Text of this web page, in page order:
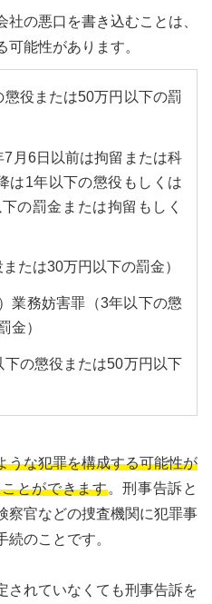
の悪口を書き込むことは、
可能性があります。
役または50万円以下の罰
月6日以前は拘留または科
は1年以下の懲役もしくは
の罰金または拘留もしく
たは30万円以下の罰金）
業務妨害罪（3年以下の懲
金）
の懲役または50万円以下
うな犯罪を構成する可能性が
とができます。刑事告訴と
察官などの捜査機関に犯罪事
のことです。
されていなくても刑事告訴を